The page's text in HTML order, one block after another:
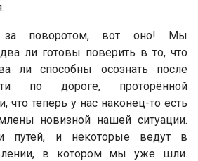
за поворотом, вот оно! Мы
ли готовы поверить в то, что
ли способны осознать после
по дороге, проторённой
что теперь у нас наконец-то есть
новизной нашей ситуации.
путей, и некоторые ведут в
в котором мы уже шли.